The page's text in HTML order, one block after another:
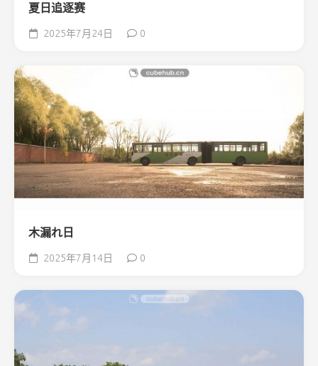
夏日追逐赛
2025年7月24日 0
木漏れ日
2025年7月14日 0